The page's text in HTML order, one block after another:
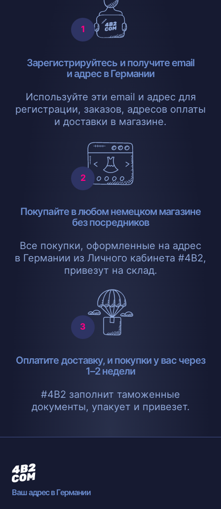
Зарегистрируйтесь и получите email
и адрес в Германии
Используйте эти email и адрес для
регистрации, заказов, адресов оплаты
и доставки в магазине.
Покупайте в любом немецком магазине
без посредников
Все покупки, оформленные на адрес
в Германии из Личного кабинета #4B2,
привезут на склад.
Оплатите доставку, и покупки у вас через
1–2 недели
#4B2 заполнит таможенные
документы, упакует и привезет.
Ваш адрес в Германии